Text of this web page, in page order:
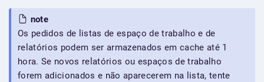
note
Os pedidos de listas de espaço de trabalho e de
relatórios podem ser armazenados em cache até 1
hora. Se novos relatórios ou espaços de trabalho
forem adicionados e não aparecerem na lista, tente